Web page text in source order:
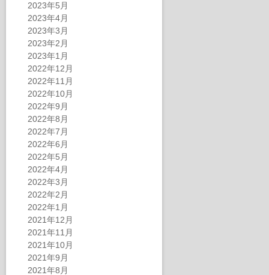
2023年5月
2023年4月
2023年3月
2023年2月
2023年1月
2022年12月
2022年11月
2022年10月
2022年9月
2022年8月
2022年7月
2022年6月
2022年5月
2022年4月
2022年3月
2022年2月
2022年1月
2021年12月
2021年11月
2021年10月
2021年9月
2021年8月